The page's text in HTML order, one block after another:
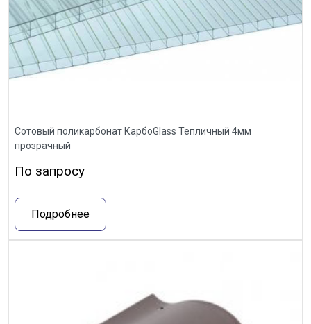
Сотовый поликарбонат КарбоGlass Тепличный 4мм
прозрачный
По запросу
Подробнее